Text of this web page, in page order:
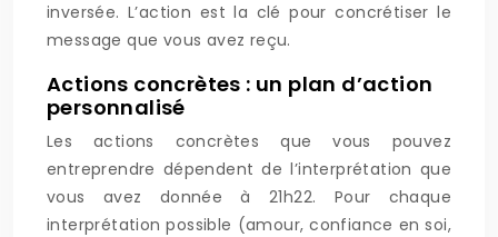
inversée. L’action est la clé pour concrétiser le
message que vous avez reçu.
Actions concrètes : un plan d’action
personnalisé
Les actions concrètes que vous pouvez
entreprendre dépendent de l’interprétation que
vous avez donnée à 21h22. Pour chaque
interprétation possible (amour, confiance en soi,